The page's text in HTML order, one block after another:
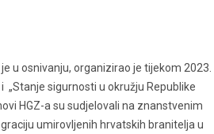
u osnivanju, organizirao je tijekom 2023.
„Stanje sigurnosti u okružju Republike
HGZ-a su sudjelovali na znanstvenim
umirovljenih hrvatskih branitelja u